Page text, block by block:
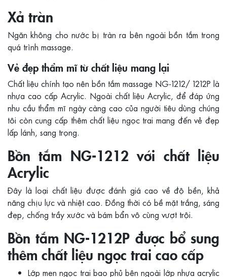
Xả tràn
Ngăn không cho nước bị tràn ra bên ngoài bồn tắm trong
quá trình massage.
Vẻ đẹp thẩm mĩ từ chất liệu mang lại
Chất liệu chính tạo nên bồn tắm massage NG-1212/ 1212P là
nhựa cao cấp Acrylic. Ngoài chất liệu Acrylic, để đáp ứng
nhu cầu thẩm mĩ ngày càng cao của người tiêu dùng chúng
tôi còn cung cấp thêm chất liệu ngọc trai mang đến vẻ đẹp
lấp lánh, sang trọng.
Bồn tắm NG-1212 với chất liệu
Acrylic
Đây là loại chất liệu được đánh giá cao về độ bền, khả
năng chịu lực và nhiệt cao. Đồng thời có bề mặt trắng, sáng
đẹp, chống trầy xước và bám bẩn vô cùng vượt trội.
Bồn tắm NG-1212P được bổ sung
thêm chất liệu ngọc trai cao cấp
Lớp men ngọc trai bao phủ bên ngoài lớp nhựa acrylic